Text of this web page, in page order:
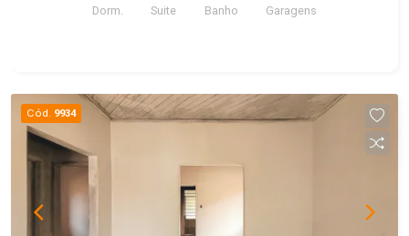
Dorm. Suite Banho Garagens
Cód. 9934